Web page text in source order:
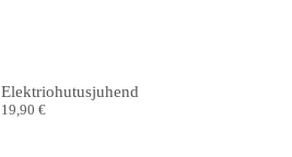
Elektriohutusjuhend
19,90€